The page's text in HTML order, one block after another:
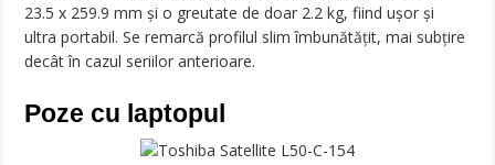
23.5 x 259.9 mm și o greutate de doar 2.2 kg, fiind ușor și
ultra portabil. Se remarcă profilul slim îmbunătățit, mai subțire
decât în cazul seriilor anterioare.
Poze cu laptopul